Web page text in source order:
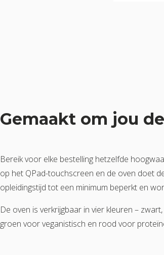
Gemaakt om jou
Bereik voor elke bestelling hetzelfde
op het QPad-touchscreen en de oven doet
opleidingstijd tot een minimum beperkt en
De oven is verkrijgbaar in vier kleuren –
groen voor veganistisch en rood voor